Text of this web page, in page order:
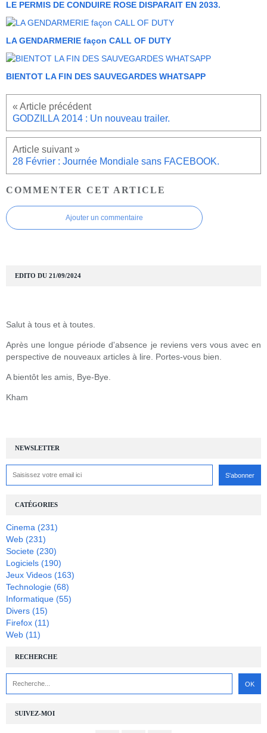
LE PERMIS DE CONDUIRE ROSE DISPARAIT EN 2033.
LA GENDARMERIE façon CALL OF DUTY
BIENTOT LA FIN DES SAUVEGARDES WHATSAPP
GODZILLA 2014 : Un nouveau trailer.
28 Février : Journée Mondiale sans FACEBOOK.
COMMENTER CET ARTICLE
Ajouter un commentaire
NEWSLETTER
SUIVEZ-MOI
RECHERCHE
CATÉGORIES
Cinema (231)
Web (231)
Societe (230)
Logiciels (190)
Jeux Videos (163)
Technologie (68)
Informatique (55)
Divers (15)
Firefox (11)
Web (11)
EDITO DU 21/09/2024
Salut à tous et à toutes.
Après une longue période d'absence je reviens vers vous avec en
perspective de nouveaux articles à lire. Portes-vous bien.
A bientôt les amis, Bye-Bye.
Kham